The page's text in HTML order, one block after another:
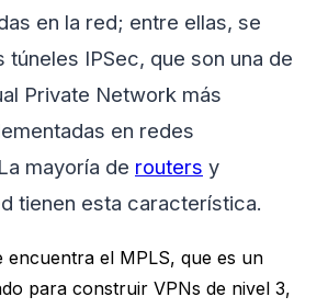
en la red; entre ellas, se
túneles IPSec, que son una de
Private Network más
en redes
mayoría de routers y
tienen esta característica.
encuentra el MPLS, que es un
para construir VPNs de nivel 3,